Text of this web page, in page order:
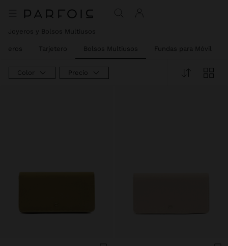
Joyeros y Bolsos Multiusos
Tarjetero Bolsos Multiusos Fundas para Móvil
Color Precio